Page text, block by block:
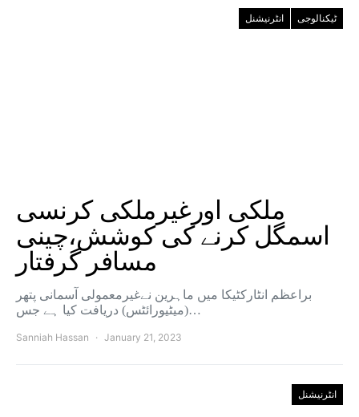
انٹرنیشنل ٹیکنالوجی
ملکی اورغیرملکی کرنسی
اسمگل کرنے کی کوشش،چینی
مسافر گرفتار
براعظم انٹارکٹیکا میں ماہرین نےغیرمعمولی آسمانی پتھر
(میٹیورائٹس) دریافت کیا ہے جس…
Sanniah Hassan January 21, 2023
انٹرنیشنل